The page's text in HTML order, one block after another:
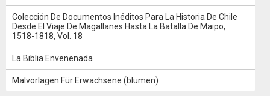
Colección De Documentos Inéditos Para La Historia De Chile
Desde El Viaje De Magallanes Hasta La Batalla De Maipo,
1518-1818, Vol. 18
La Biblia Envenenada
Malvorlagen Für Erwachsene (blumen)